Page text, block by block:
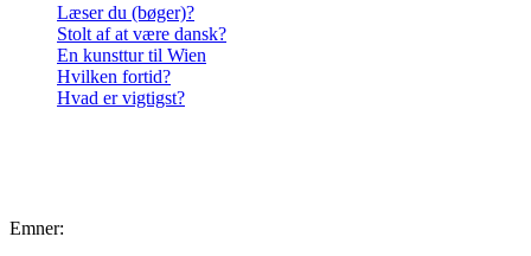
Læser du (bøger)?
Stolt af at være dansk?
En kunsttur til Wien
Hvilken fortid?
Hvad er vigtigst?
Emner: